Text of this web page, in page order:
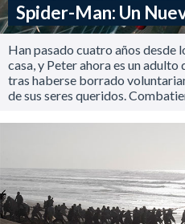
Spider-Man: Un
Han pasado cuatro años desde
casa, y Peter ahora es un
tras haberse borrado
de sus seres queridos.